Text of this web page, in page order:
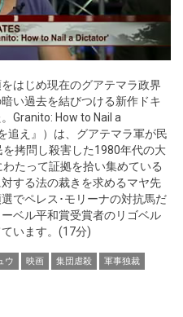
はじめ現在のグアテマラ政界
い過去を結びつける新作ドキ
Granito: How to Nail a
え』）は、グアテマラ軍が民
拷問し殺害した1980年代の大
たって証拠を拾い集めている
する法の裁きを求めるマヤ先
でペレス･モリーナの対抗馬だ
ベル平和賞受賞者のリゴベル
います。(17分)
ウ 映画 集団虐殺
軍事独裁